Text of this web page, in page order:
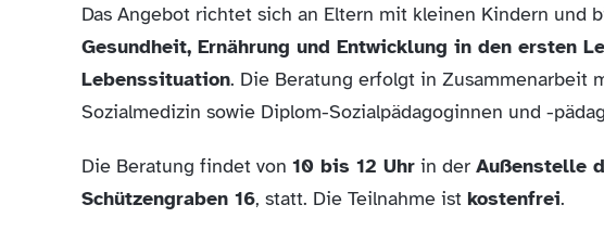
Das Angebot richtet sich an Eltern mit kleinen Kindern und
Gesundheit, Ernährung und Entwicklung in den ersten
Lebenssituation. Die Beratung erfolgt in Zusammenarbeit
Sozialmedizin sowie Diplom-Sozialpädagoginnen und -
Die Beratung findet von 10 bis 12 Uhr in der Außenstelle
Schützengraben 16, statt. Die Teilnahme ist kostenfrei.